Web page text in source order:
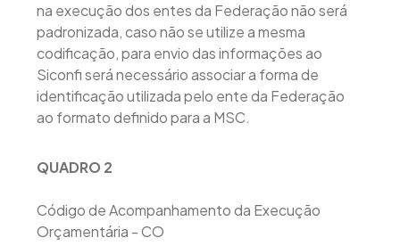
na execução dos entes da Federação não será
padronizada, caso não se utilize a mesma
codificação, para envio das informações ao
Siconfi será necessário associar a forma de
identificação utilizada pelo ente da Federação
ao formato definido para a MSC.
QUADRO 2
Código de Acompanhamento da Execução
Orçamentária - CO